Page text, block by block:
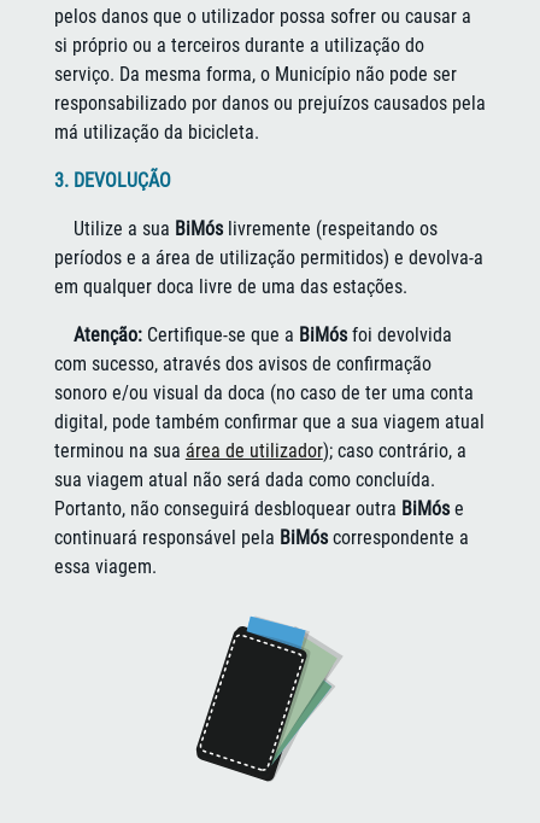
pelos danos que o utilizador possa sofrer ou causar a
si próprio ou a terceiros durante a utilização do
serviço. Da mesma forma, o Município não pode ser
responsabilizado por danos ou prejuízos causados pela
má utilização da bicicleta.
3. DEVOLUÇÃO
Utilize a sua BiMóslivremente (respeitando os
períodos e a área de utilização permitidos) e devolva-a
em qualquer doca livre de uma das estações.
Atenção:Certifique-se que a BiMósfoi devolvida
com sucesso, através dos avisos de confirmação
sonoro e/ou visual da doca (no caso de ter uma conta
digital, pode também confirmar que a sua viagem atual
terminou na sua área de utilizador); caso contrário, a
sua viagem atual não será dada como concluída.
Portanto, não conseguirá desbloquear outra BiMóse
continuará responsável pela BiMóscorrespondente a
essa viagem.